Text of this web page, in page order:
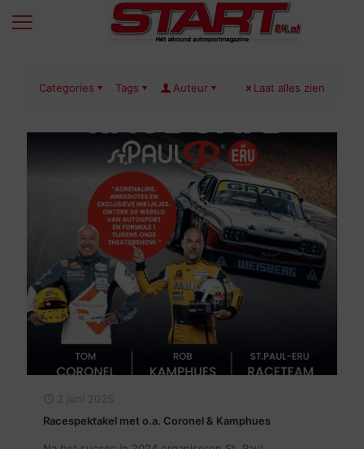
Categories Tags Auteur Laat alles zien
2 juni 2025
Racespektakel met o.a. Coronel & Kamphues